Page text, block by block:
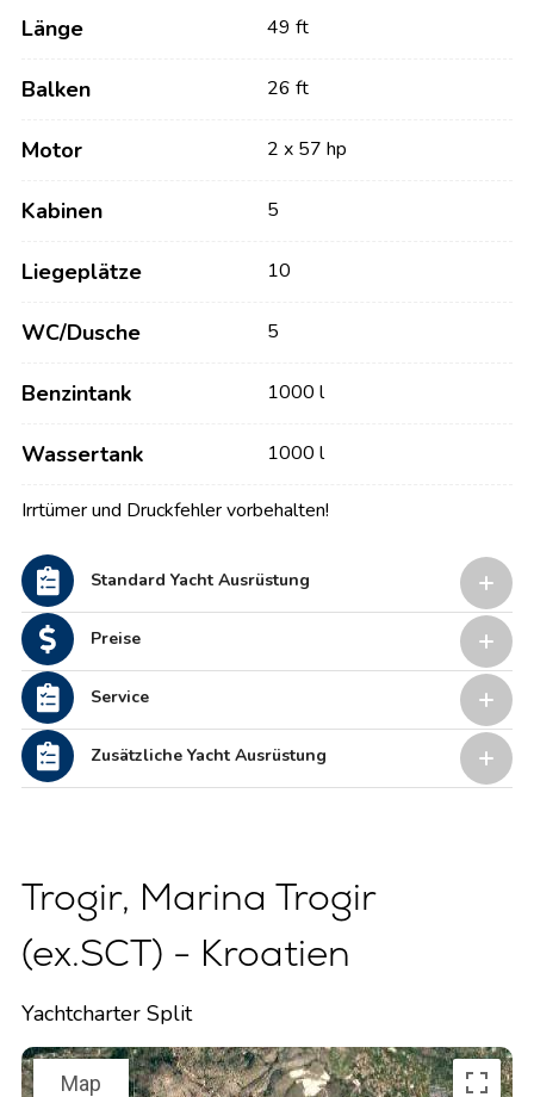
Länge 49 ft
Balken 26 ft
Motor 2 x 57 hp
Kabinen 5
Liegeplätze 10
WC/Dusche 5
Benzintank 1000 l
Wassertank 1000 l
Irrtümer und Druckfehler vorbehalten!
Standard Yacht Ausrüstung
Preise
Service
Zusätzliche Yacht Ausrüstung
Trogir, Marina Trogir
(ex.SCT) - Kroatien
Yachtcharter Split
Map